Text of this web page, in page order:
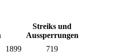
Streiks und
Aussperrungen
1899
719